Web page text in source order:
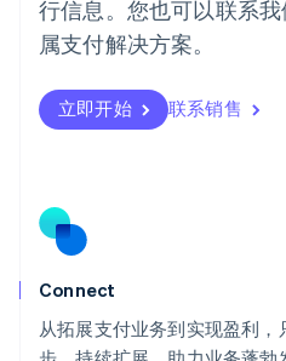
行信息。您也可以联系
属支付解决方案。
立即开始 联系销售
Connect
从拓展支付业务到实现盈利
日本
日本語English
瑞典
瑞士
DeutschFrançais
English
斯洛文尼亚
泰国
ไทยEnglish
希腊